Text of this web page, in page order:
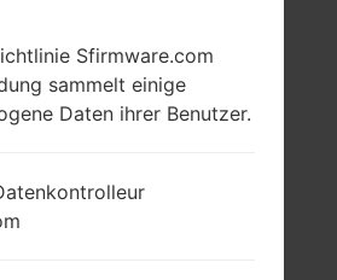
Sfirmware.com
sammelt einige
Daten ihrer Benutzer.